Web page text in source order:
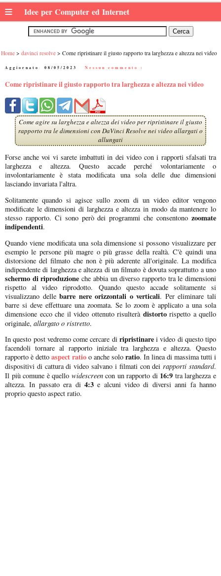
≡ Idee per Computer ed Internet
Home davinci resolve Come ripristinare il giusto rapporto tra larghezza e altezza nei video
Aggiornato: 08/05/2023 Nessun commento :
Come ripristinare il giusto rapporto tra larghezza e altezza nei video
Come agire su larghezza e altezza dei video per ripristinare il giusto
rapporto tra le dimensioni con DaVinci Resolve nei video allargati o
allungati
Forse anche voi vi sarete imbattuti in dei video con i rapporti sfalsati tra
larghezza e altezza. Questo accade perché volontariamente o
involontariamente è stata modificata una sola delle due dimensioni
lasciando invariata l'altra.
Solitamente quando si agisce sullo zoom di un video editor vengono
modificate le dimensioni di larghezza e altezza in modo da mantenere lo
stesso rapporto. Ci sono però dei programmi che consentono zoomate
indipendenti.
Quando viene modificata una sola dimensione si possono visualizzare per
esempio le persone più magre o più grasse della realtà. C'è quindi una
distorsione del filmato che non è più aderente all'originale. La modifica
indipendente di larghezza e altezza di un filmato è dovuta soprattutto a uno
schermo di riproduzione che abbia un diverso rapporto tra le dimensioni
rispetto al video riprodotto. Quando questo accade solitamente si
visualizzano dellebarre nere orizzontali o verticali. Per eliminare tali
barre si deve effettuare una zoomata. Se lo zoom è applicato a una sola
dimensione ecco che il video ottenuto risulteràdistortorispetto a quello
originale, allargato o ristretto.
In questo post vedremo come cercare di ripristinarei video di questo tipo
facendoli tornare al rapporto iniziale tra larghezza e altezza. Questo
rapporto è detto aspect ratio o anche solo ratio. In linea di massima tutti i
dispositivi di cattura di video salvano i filmati con dei rapporti standard.
Il più comune è quello widescreencon un rapporto di 16:9 tra larghezza e
altezza. In passato era di4:3e alcuni video di diversi anni fa hanno
proprio questo aspect ratio.